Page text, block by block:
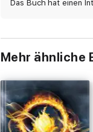
Das Buch hat einen
Hoffentlich werden
Mehr ähnliche